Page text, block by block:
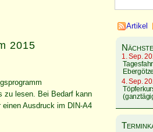
2015
zu lesen. Bei Bedarf kann
Ausdruck im DIN-A4
Artikel
1. Sep.
4. Sep.